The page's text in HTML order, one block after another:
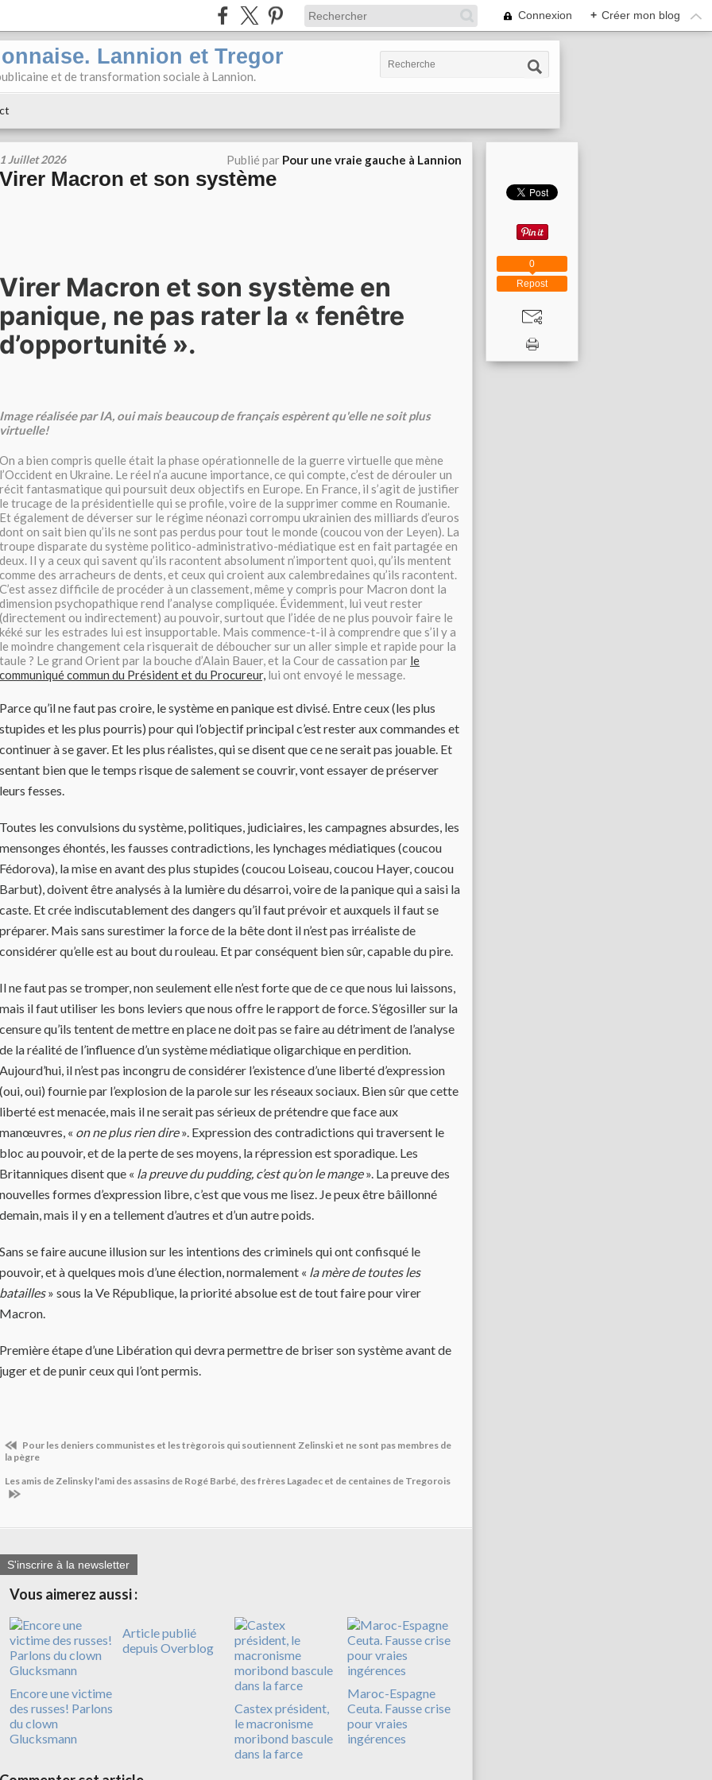
Connexion + Créer mon blog
Lannion et Tregor
et de transformation sociale à Lannion.
1 Juillet 2026 Publié par Pour une vraie gauche à Lannion
Virer Macron et son système
Virer Macron et son système en
panique, ne pas rater la « fenêtre
d’opportunité ».
Image réalisée par IA, oui mais beaucoup de français espèrent qu'elle ne soit plus
virtuelle!
On a bien compris quelle était la phase opérationnelle de la guerre virtuelle que mène
l’Occident en Ukraine. Le réel n’a aucune importance, ce qui compte, c’est de dérouler un
récit fantasmatique qui poursuit deux objectifs en Europe. En France, il s’agit de justifier
le trucage de la présidentielle qui se profile, voire de la supprimer comme en Roumanie.
Et également de déverser sur le régime néonazi corrompu ukrainien des milliards d’euros
dont on sait bien qu’ils ne sont pas perdus pour tout le monde (coucou von der Leyen). La
troupe disparate du système politico-administrativo-médiatique est en fait partagée en
deux. Il y a ceux qui savent qu’ils racontent absolument n’importent quoi, qu’ils mentent
comme des arracheurs de dents, et ceux qui croient aux calembredaines qu’ils racontent.
C’est assez difficile de procéder à un classement, même y compris pour Macron dont la
dimension psychopathique rend l’analyse compliquée. Évidemment, lui veut rester
(directement ou indirectement) au pouvoir,surtout que l’idée de ne plus pouvoir faire le
kéké sur les estrades lui est insupportable. Mais commence-t-il à comprendre que s’il y a
le moindre changement cela risquerait de déboucher sur un aller simple et rapide pour la
taule ? Le grand Orient par la bouche d’Alain Bauer, et la Cour de cassation par le
communiqué commun du Président et du Procureur, lui ont envoyé le message.
Parce qu’il ne faut pas croire, le système en panique est divisé. Entre ceux (les plus
stupides et les plus pourris) pour qui l’objectif principal c’est rester aux commandes et
continuer à se gaver. Et les plus réalistes, qui se disent que ce ne serait pas jouable. Et
sentant bien que le temps risque de salement se couvrir, vont essayer de préserver
leurs fesses.
Toutes les convulsions du système, politiques, judiciaires, les campagnes absurdes, les
mensonges éhontés, les fausses contradictions, les lynchages médiatiques (coucou
Fédorova), la mise en avant des plus stupides (coucou Loiseau, coucou Hayer, coucou
Barbut), doivent être analysés à la lumière du désarroi, voire de la panique qui a saisi la
caste. Et crée indiscutablement des dangers qu’il faut prévoir et auxquels il faut se
préparer. Mais sans surestimer la force de la bête dont il n’est pas irréaliste de
considérer qu’elle est au bout du rouleau. Et par conséquent bien sûr, capable du pire.
Il ne faut pas se tromper, non seulement elle n’est forte que de ce que nous lui laissons,
mais il faut utiliser les bons leviers que nous offre le rapport de force. S’égosiller sur la
censure qu’ils tentent de mettre en place ne doit pas se faire au détriment de l’analyse
de la réalité de l’influence d’un système médiatique oligarchique en perdition.
Aujourd’hui, il n’est pas incongru de considérer l’existence d’une liberté d’expression
(oui, oui) fournie par l’explosion de la parole sur les réseaux sociaux. Bien sûr que cette
liberté est menacée, mais il ne serait pas sérieux de prétendre que face aux
manœuvres, « on ne plus rien dire». Expression des contradictions qui traversent le
bloc au pouvoir, et de la perte de ses moyens, la répression est sporadique. Les
Britanniques disent que « la preuve du pudding, c’est qu’on le mange». La preuve des
nouvelles formes d’expression libre, c’est que vous me lisez. Je peux être bâillonné
demain, mais il y en a tellement d’autres et d’un autre poids.
Sans se faire aucune illusion sur les intentions des criminels qui ont confisqué le
pouvoir, et à quelques mois d’une élection, normalement « la mère de toutes les
batailles» sous la Ve République, la priorité absolue est de tout faire pour virer
Macron.
Première étape d’une Libération qui devra permettre de briser son système avant de
juger et de punir ceux qui l’ont permis.
Pour les deniers communistes et les trègorois qui soutiennent Zelinski et ne sont pas membres de
la pègre
Les amis de Zelinsky l'ami des assasins de Rogé Barbé, des frères Lagadec et de centaines de Tregorois
S'inscrire à la newsletter
Vous aimerez aussi :
Encore une victime
des russes! Parlons
du clown
Glucksmann
Article publié
depuis Overblog
Castex président,
le macronisme
moribond bascule
dans la farce
Maroc-Espagne
Ceuta. Fausse crise
pour vraies
ingérences
Repost
0